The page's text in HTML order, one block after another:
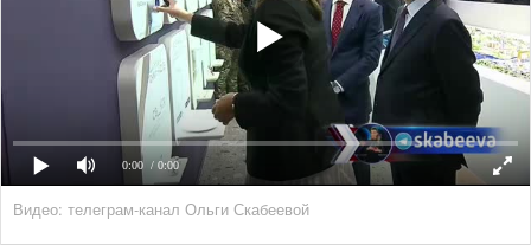
0:00 / 0:00
Видео: телеграм-канал Ольги Скабеевой